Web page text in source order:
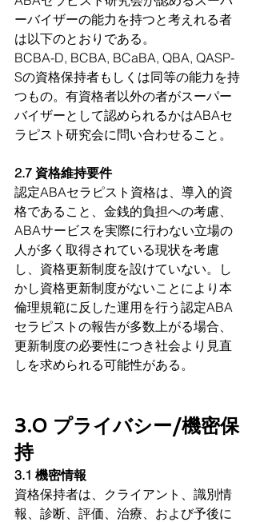
ーバイザーの能力を持つと考えれる者
は以下のとおりである。
BCBA-D, BCBA, BCaBA, QBA, QASP-
Sの資格保持者もしくは同等の能力を持
つもの。有資格者以外の者がスーパー
バイザーとして認められるかはABAセ
ラピスト研究会に問い合わせること。
2.7 資格維持要件
認定ABAセラピスト資格は、導入的資
格であること、金銭的負担への考慮、
ABAサービスを実際に行わない立場の
人が多く取得されている現状を考慮
し、資格更新制度を設けていない。し
かし資格更新制度がないことにより本
倫理規範に反した運用を行う認定ABA
セラピストの報告が多数上がる場合、
更新制度の必要性につき社会より見直
しを求められる可能性がある。
3.0 プライバシー/機密保
持
3.1 機密情報
資格保持者は、クライアント、識別情
報、診断、評価、治療、および予後に